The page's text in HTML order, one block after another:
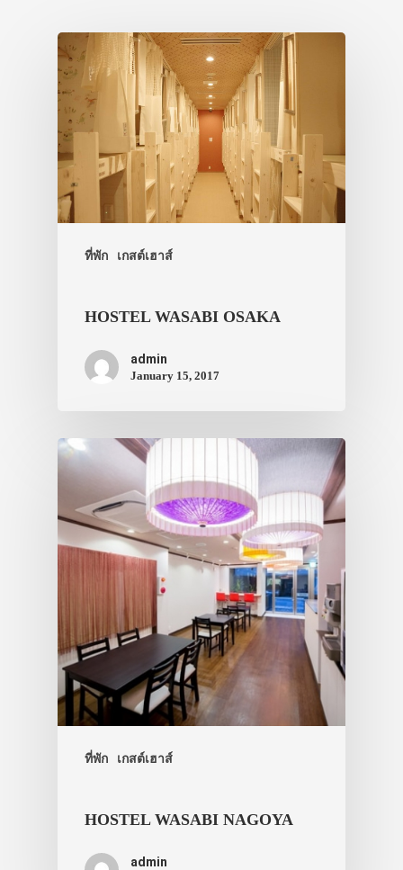
ที่พัก เกสต์เฮาส์
HOSTEL WASABI OSAKA
admin
January 15, 2017
ที่พัก เกสต์เฮาส์
HOSTEL WASABI NAGOYA
admin